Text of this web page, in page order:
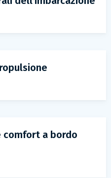
comfort a bordo